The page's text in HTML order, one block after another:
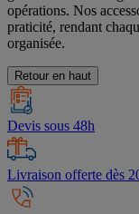
opérations. Nos
praticité, rendant
organisée.
Retour en haut
Devis sous 48h
Livraison offerte dès